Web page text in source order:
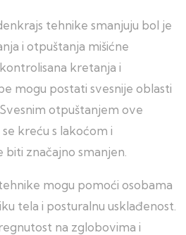
tehnike smanjuju bol je
i otpuštanja mišićne
kretanja i
mogu postati svesnije oblasti
otpuštanjem ove
kreću s lakoćom i
značajno smanjen.
mogu pomoći osobama
tela i posturalnu usklađenost.
na zglobovima i